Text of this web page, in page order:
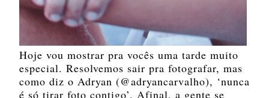
Hoje vou mostrar pra vocês uma tarde muito
especial. Resolvemos sair pra fotografar, mas
como diz o Adryan (@adryancarvalho), ‘nunca
é só tirar foto contigo’. Afinal, a gente se